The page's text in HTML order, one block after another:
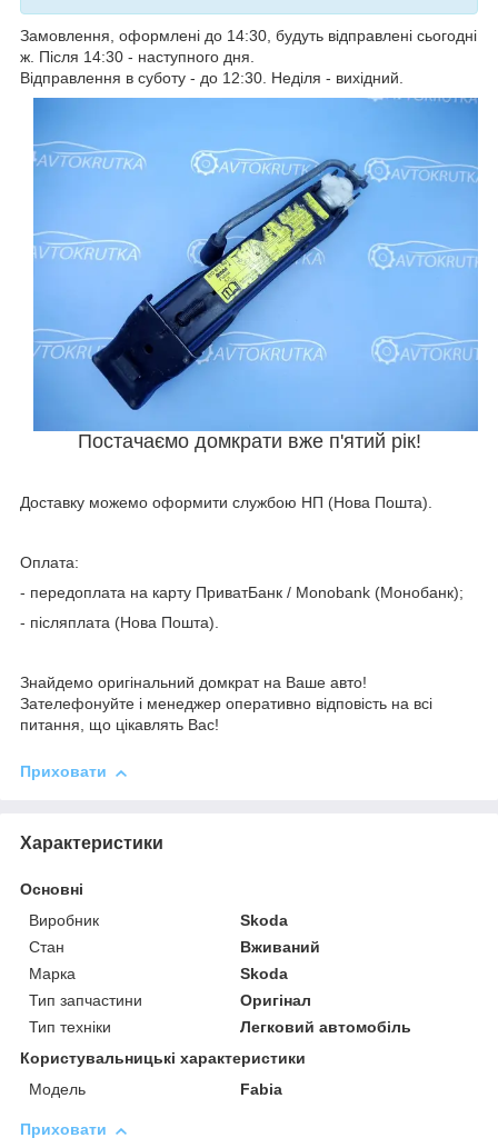
Замовлення, оформлені до 14:30, будуть відправлені сьогодні
ж. Після 14:30 - наступного дня.
Відправлення в суботу - до 12:30. Неділя - вихідний.
Постачаємо домкрати вже п'ятий рік!
Доставку можемо оформити службою НП (Нова Пошта).
Оплата:
- передоплата на карту ПриватБанк / Мonobank (Монобанк);
- післяплата (Нова Пошта).
Знайдемо оригінальний домкрат на Ваше авто!
Зателефонуйте і менеджер оперативно відповість на всі
питання, що цікавлять Вас!
Приховати
Характеристики
Основні
Виробник
Skoda
Стан
Вживаний
Марка
Skoda
Тип запчастини
Оригінал
Тип техніки
Легковий автомобіль
Користувальницькі характеристики
Мoдель
Fabia
Приховати